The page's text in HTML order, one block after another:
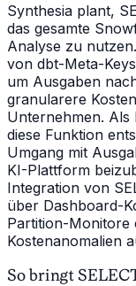
Synthesia plant,
das gesamte
Analyse zu
von dbt-Meta-
um Ausgaben
granularere
Unternehmen. Als
diese Funktion
Umgang mit
KI-Plattform
Integration von
über Dashboard-
Partition-Monitore
Kostenanomalien
So bringt